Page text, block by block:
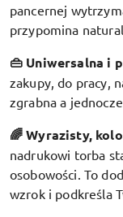
pancernej
przypomina
👜 Uniwersalna i
zakupy, do pracy,
zgrabna a
🌈 Wyrazisty,
nadrukowi torba
osobowości. To
wzrok i podkreśla